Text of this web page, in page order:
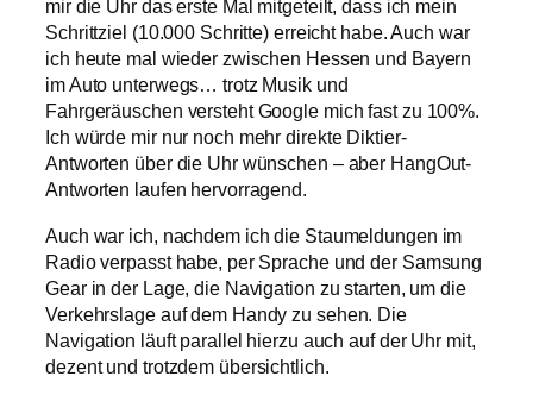
mir die Uhr das erste Mal mitgeteilt, dass ich mein
Schrittziel (10.000 Schritte) erreicht habe. Auch war
ich heute mal wieder zwischen Hessen und Bayern
im Auto unterwegs… trotz Musik und
Fahrgeräuschen versteht Google mich fast zu 100%.
Ich würde mir nur noch mehr direkte Diktier-
Antworten über die Uhr wünschen – aber HangOut-
Antworten laufen hervorragend.
Auch war ich, nachdem ich die Staumeldungen im
Radio verpasst habe, per Sprache und der Samsung
Gear in der Lage, die Navigation zu starten, um die
Verkehrslage auf dem Handy zu sehen. Die
Navigation läuft parallel hierzu auch auf der Uhr mit,
dezent und trotzdem übersichtlich.